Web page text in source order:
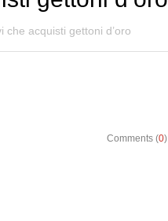
acquisti gettoni d’oro
Comments (0)